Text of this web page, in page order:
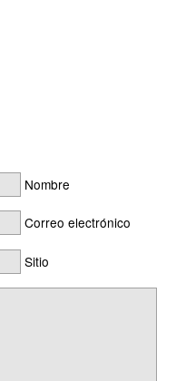
Nombre
Correo electrónico
Sitio